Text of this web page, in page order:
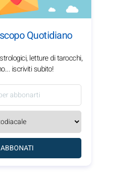
Quotidiano
letture di tarocchi,
iscriviti subito!
ABBONATI